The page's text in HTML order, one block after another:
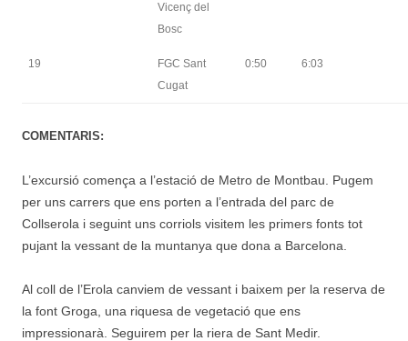
Vicenç del
Bosc
19
FGC Sant
Cugat
0:50 6:03
COMENTARIS:
L’excursió comença a l’estació de Metro de Montbau. Pugem
per uns carrers que ens porten a l’entrada del parc de
Collserola i seguint uns corriols visitem les primers fonts tot
pujant la vessant de la muntanya que dona a Barcelona.
Al coll de l’Erola canviem de vessant i baixem per la reserva de
la font Groga, una riquesa de vegetació que ens
impressionarà. Seguirem per la riera de Sant Medir.